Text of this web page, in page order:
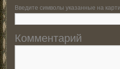
Введите символы указанные на
Комментарий